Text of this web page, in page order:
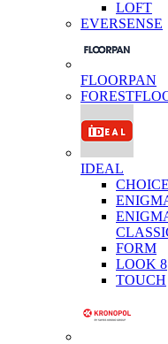
LOFT
EVERSENSE
FLOORPAN
IDEAL
CHOICE
FORM
LOOK 8
TOUCH